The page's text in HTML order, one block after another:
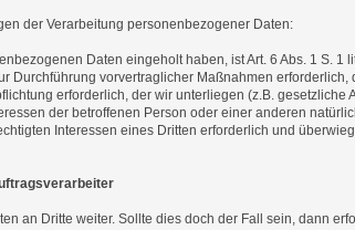
der Verarbeitung personenbezogener Daten:
Daten eingeholt haben, ist Art. 6 Abs. 1 S. 1
vorvertraglicher Maßnahmen erforderlich,
erforderlich, der wir unterliegen (z.B. gesetzliche
der betroffenen Person oder einer anderen
Interessen eines Dritten erforderlich und
an Dritte weiter. Sollte dies doch der Fall sein, dann